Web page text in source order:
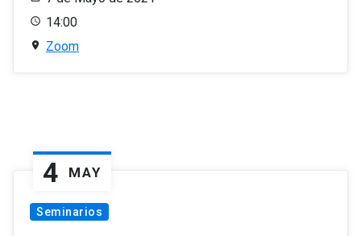
14:00
Zoom
4 MAY
Seminarios